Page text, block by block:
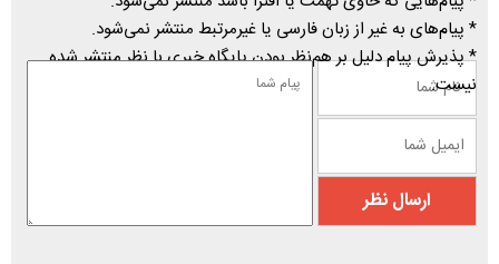
* پیام‌های به غیر از زبان فارسی یا غیرمرتبط منتشر نمی‌شود.
* پذیرش پیام دلیل بر هم‌نظر بودن پایگاه خبری با نظر منتشر شده
نیست.